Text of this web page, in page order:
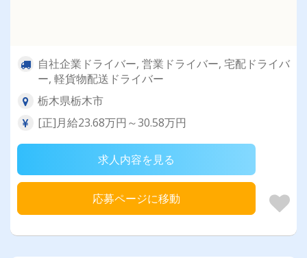
自社企業ドライバー, 営業ドライバー, 宅配ドライバ
ー, 軽貨物配送ドライバー
栃木県栃木市
[正]月給23.68万円～30.58万円
求人内容を見る
応募ページに移動